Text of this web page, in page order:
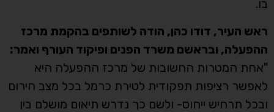
בו.
ראש העיר, דודו כהן, הודה לשותפים בהקמת מרכז
ההפעלה, ובראשם משרד הפנים ופיקוד העורף ואמר:
"אחת המטרות החשובות של מרכז ההפעלה היא
לאפשר רציפות תפקודית לטירת כרמל בכל מצב חירום
ובכל תרחיש ייחוס- ולשם כך נדרש תיאום מושלם בין